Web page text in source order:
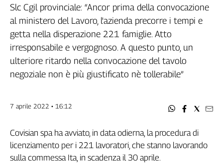
Fillea
Filt
Fiom
Fisac
Flai
Slc
Inca
Caaf
Slc Cgil provinciale: “Ancor prima della convocazione
al ministero del Lavoro, l'azienda precorre i tempi e
getta nella disperazione 221 famiglie. Atto
irresponsabile e vergognoso. A questo punto, un
ulteriore ritardo nella convocazione del tavolo
negoziale non è più giustificato nè tollerabile”
7 aprile 2022 • 16:12
Covisian spa ha avviato, in data odierna, la procedura di
licenziamento per i 221 lavoratori, che stanno lavorando
sulla commessa Ita, in scadenza il 30 aprile.